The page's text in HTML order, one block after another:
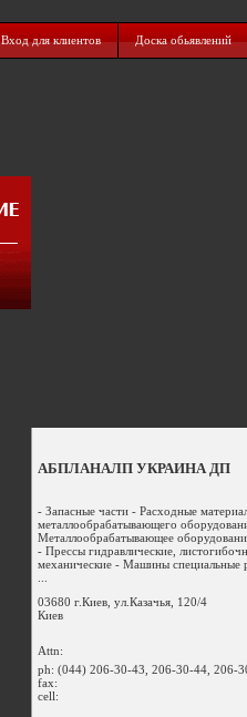
Вход для клиентов Доска обьявлений
АБПЛАНАЛП УКРАИНА ДП
- Запасные части - Расходные
металлообрабатывающего
Металлообрабатывающее
- Прессы гидравлические,
механические - Машины специальные
03680 г.Киев, ул.Казачья, 120/4
Киев
Attn:
ph: (044) 206-30-43, 206-30-44, 206-
fax:
cell: